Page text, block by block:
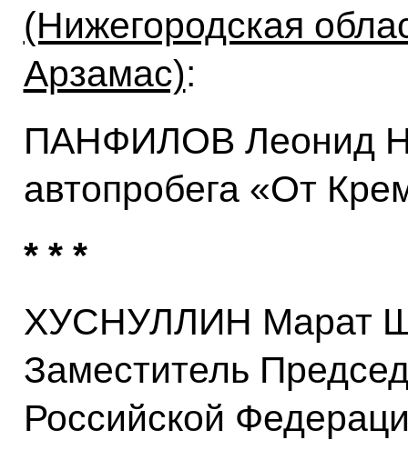
(Нижегородская
Арзамас):
ПАНФИЛОВ Леонид
автопробега «От
* * *
ХУСНУЛЛИН Марат
Заместитель
Российской